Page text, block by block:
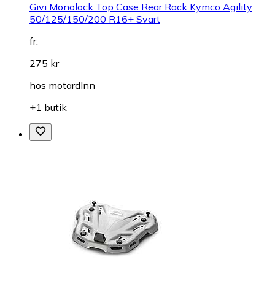
Givi Monolock Top Case Rear Rack Kymco Agility
50/125/150/200 R16+ Svart
fr.
275 kr
hos motardInn
+1 butik